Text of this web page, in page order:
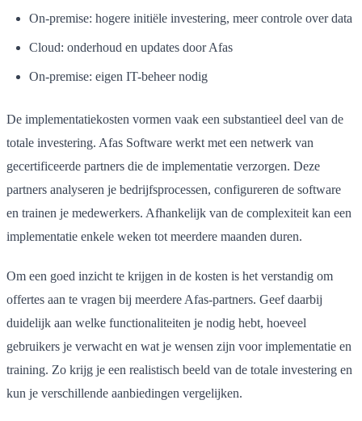
On-premise: hogere initiële investering, meer controle over data
Cloud: onderhoud en updates door Afas
On-premise: eigen IT-beheer nodig
De implementatiekosten vormen vaak een substantieel deel van de
totale investering. Afas Software werkt met een netwerk van
gecertificeerde partners die de implementatie verzorgen. Deze
partners analyseren je bedrijfsprocessen, configureren de software
en trainen je medewerkers. Afhankelijk van de complexiteit kan een
implementatie enkele weken tot meerdere maanden duren.
Om een goed inzicht te krijgen in de kosten is het verstandig om
offertes aan te vragen bij meerdere Afas-partners. Geef daarbij
duidelijk aan welke functionaliteiten je nodig hebt, hoeveel
gebruikers je verwacht en wat je wensen zijn voor implementatie en
training. Zo krijg je een realistisch beeld van de totale investering en
kun je verschillende aanbiedingen vergelijken.